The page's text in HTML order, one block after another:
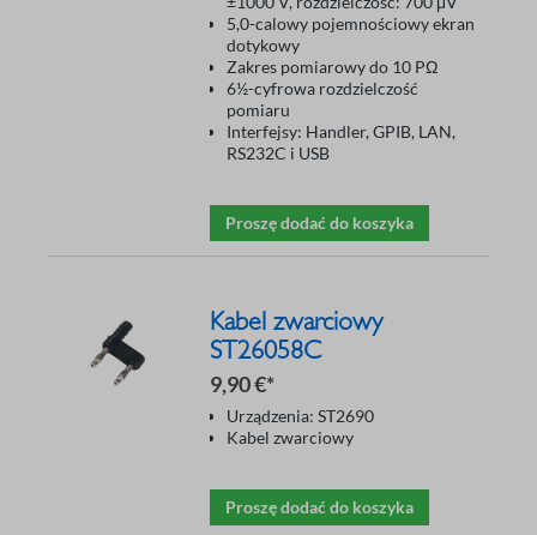
5,0-calowy pojemnościowy ekran
dotykowy
Zakres pomiarowy do 10 PΩ
6½-cyfrowa rozdzielczość
pomiaru
Interfejsy: Handler, GPIB, LAN,
RS232C i USB
Proszę dodać do koszyka
Kabel zwarciowy
ST26058C
9,90 €*
Urządzenia: ST2690
Kabel zwarciowy
Proszę dodać do koszyka